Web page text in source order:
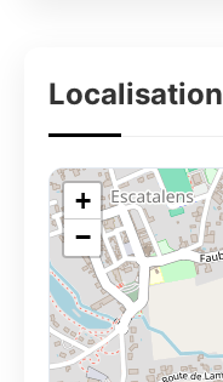
Localisation
+
−